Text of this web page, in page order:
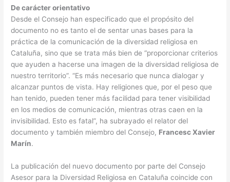
De carácter orientativo
Desde el Consejo han especificado que el propósito del
documento no es tanto el de sentar unas bases para la
práctica de la comunicación de la diversidad religiosa en
Cataluña, sino que se trata más bien de “proporcionar criterios
que ayuden a hacerse una imagen de la diversidad religiosa de
nuestro territorio”. “Es más necesario que nunca dialogar y
alcanzar puntos de vista. Hay religiones que, por el peso que
han tenido, pueden tener más facilidad para tener visibilidad
en los medios de comunicación, mientras otras caen en la
invisibilidad. Esto es fatal”, ha subrayado el relator del
documento y también miembro del Consejo, Francesc Xavier
Marín.
La publicación del nuevo documento por parte del Consejo
Asesor para la Diversidad Religiosa en Cataluña coincide con